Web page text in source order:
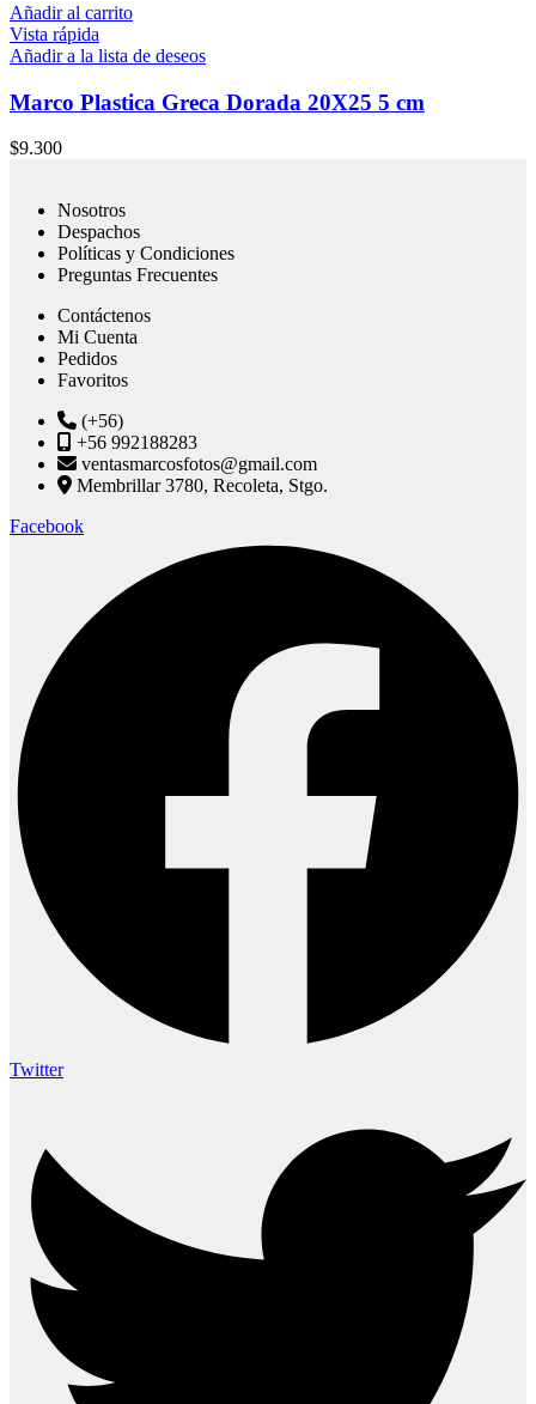
Añadir al carrito
Vista rápida
Añadir a la lista de deseos
Marco Plastica Greca Dorada 20X25 5 cm
$9.300
Nosotros
Despachos
Políticas y Condiciones
Preguntas Frecuentes
Contáctenos
Mi Cuenta
Pedidos
Favoritos
(+56)
+56 992188283
ventasmarcosfotos@gmail.com
Membrillar 3780, Recoleta, Stgo.
Facebook
Twitter